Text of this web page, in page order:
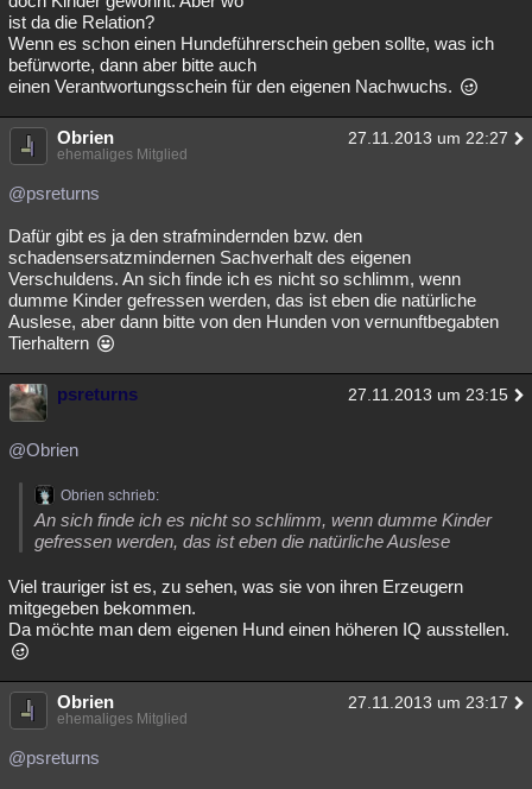
ist da die Relation?
Wenn es schon einen Hundeführerschein geben sollte, was ich
befürworte, dann aber bitte auch
einen Verantwortungsschein für den eigenen Nachwuchs.
Obrien 27.11.2013 um 22:27
ehemaliges Mitglied
@psreturns
Dafür gibt es ja den strafmindernden bzw. den
schadensersatzmindernen Sachverhalt des eigenen
Verschuldens. An sich finde ich es nicht so schlimm, wenn
dumme Kinder gefressen werden, das ist eben die natürliche
Auslese, aber dann bitte von den Hunden von vernunftbegabten
Tierhaltern
psreturns 27.11.2013 um 23:15
@Obrien
Obrien schrieb:
An sich finde ich es nicht so schlimm, wenn dumme Kinder
gefressen werden, das ist eben die natürliche Auslese
Viel trauriger ist es, zu sehen, was sie von ihren Erzeugern
mitgegeben bekommen.
Da möchte man dem eigenen Hund einen höheren IQ ausstellen.
Obrien 27.11.2013 um 23:17
ehemaliges Mitglied
@psreturns